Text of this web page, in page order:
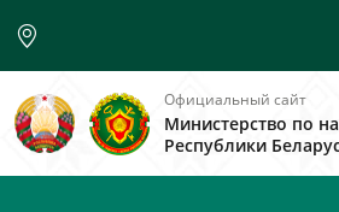
Официальный сайт
Министерство по
Республики